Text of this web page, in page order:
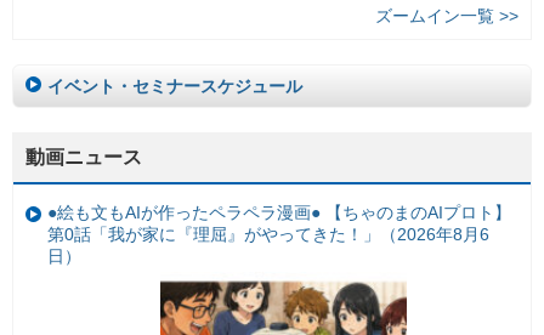
ズームイン一覧 >>
イベント・セミナースケジュール
動画ニュース
●絵も文もAIが作ったペラペラ漫画● 【ちゃのまのAIプロト】
第0話「我が家に『理屈』がやってきた！」（2026年8月6
日）